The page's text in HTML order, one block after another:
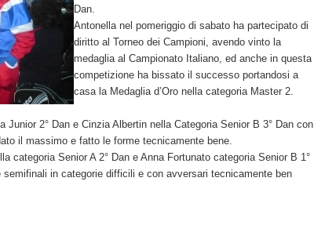
Dan.
Antonella nel pomeriggio di sabato ha partecipato di
diritto al Torneo dei Campioni, avendo vinto la
medaglia al Campionato Italiano, ed anche in questa
competizione ha bissato il successo portandosi a
casa la Medaglia d’Oro nella categoria Master 2.
2° Dan e Cinzia Albertin nella Categoria Senior B 3° Dan con
il massimo e fatto le forme tecnicamente bene.
categoria Senior A 2° Dan e Anna Fortunato categoria Senior B 1°
semifinali in categorie difficili e con avversari tecnicamente ben